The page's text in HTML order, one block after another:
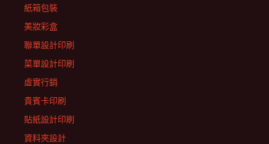
紙箱包裝
美妝彩盒
聯單設計印刷
菜單設計印刷
虛實行銷
貴賓卡印刷
貼紙設計印刷
資料夾設計